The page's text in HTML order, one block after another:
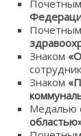
Знаком
Знаком
Медалью